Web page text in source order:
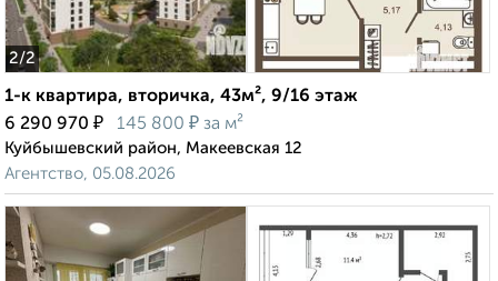
2/2
1-к квартира, вторичка, 43м², 9/16 этаж
6 290 970 ₽ 145 800 ₽ за м²
Куйбышевский район, Макеевская 12
Агентство, 05.08.2026